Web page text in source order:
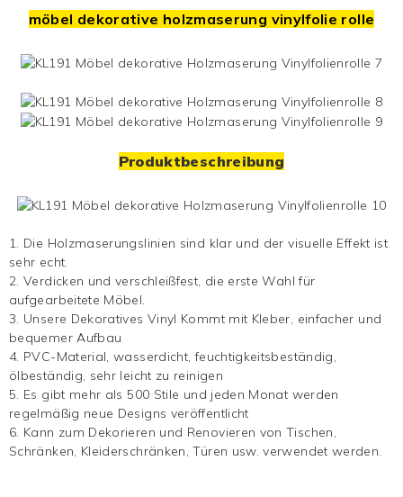
möbel dekorative holzmaserung vinylfolie rolle
Produktbeschreibung
1. Die Holzmaserungslinien sind klar und der visuelle Effekt ist
sehr echt.
2. Verdicken und verschleißfest, die erste Wahl für
aufgearbeitete Möbel.
3. Unsere Dekoratives Vinyl Kommt mit Kleber, einfacher und
bequemer Aufbau
4. PVC-Material, wasserdicht, feuchtigkeitsbeständig,
ölbeständig, sehr leicht zu reinigen
5. Es gibt mehr als 500 Stile und jeden Monat werden
regelmäßig neue Designs veröffentlicht
6. Kann zum Dekorieren und Renovieren von Tischen,
Schränken, Kleiderschränken, Türen usw. verwendet werden.